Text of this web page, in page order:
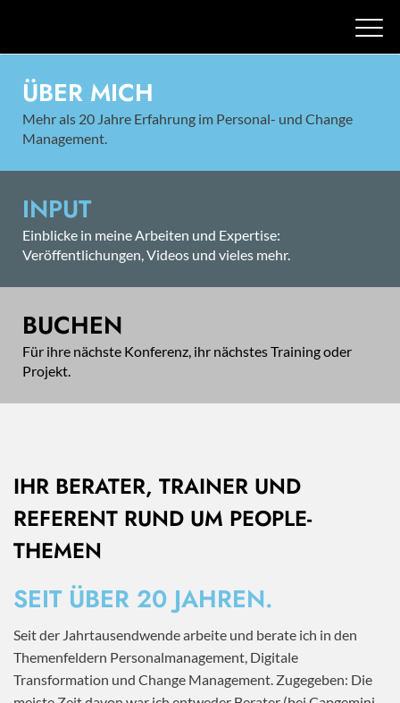
ÜBER MICH
Mehr als 20 Jahre Erfahrung im Personal- und Change
Management.
INPUT
Einblicke in meine Arbeiten und Expertise:
Veröffentlichungen, Videos und vieles mehr.
BUCHEN
Für ihre nächste Konferenz, ihr nächstes Training oder
Projekt.
IHR BERATER, TRAINER UND
REFERENT RUND UM PEOPLE-
THEMEN
SEIT ÜBER 20 JAHREN.
Seit der Jahrtausendwende arbeite und berate ich in den
Themenfeldern Personalmanagement, Digitale
Transformation und Change Management. Zugegeben: Die